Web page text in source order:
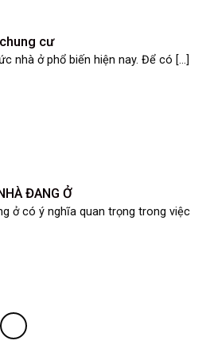
cư
nhà ở phổ biến hiện nay. Để có [...]
ĐANG Ở
ở có ý nghĩa quan trọng trong việc